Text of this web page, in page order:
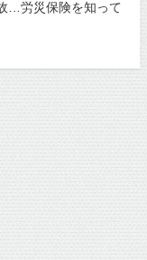
…労災保険を知って